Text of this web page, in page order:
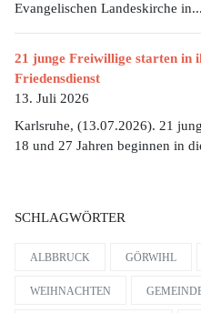
Evangelischen Landeskirche in...
21 junge Freiwillige starten in
Friedensdienst
13. Juli 2026
Karlsruhe, (13.07.2026). 21
18 und 27 Jahren beginnen in
SCHLAGWÖRTER
ALBBRUCK GÖRWIHL
WEIHNACHTEN